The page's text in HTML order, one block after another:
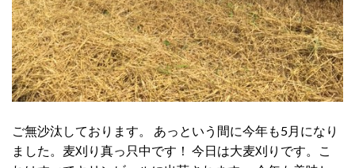
ご無沙汰しております。 あっという間に今年も5月になり
ました。麦刈り真っ只中です！ 今日は大麦刈りです。こ